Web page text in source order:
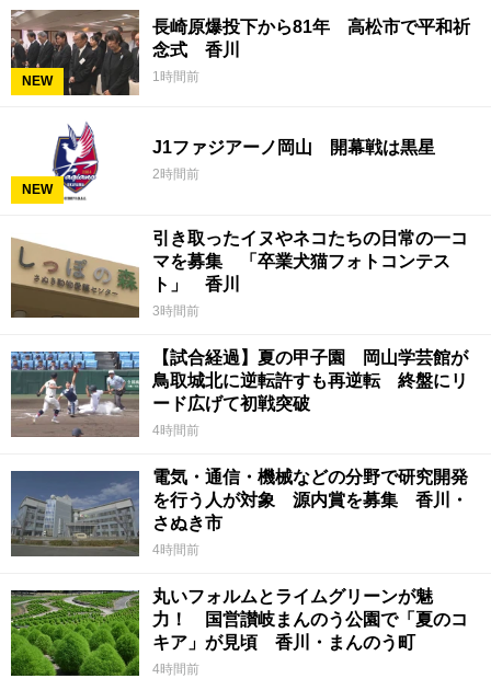
NEW
長崎原爆投下から81年 高松市で平和祈
念式 香川
1時間前
NEW
J1ファジアーノ岡山 開幕戦は黒星
2時間前
引き取ったイヌやネコたちの日常の一コ
マを募集 「卒業犬猫フォトコンテス
ト」 香川
3時間前
【試合経過】夏の甲子園 岡山学芸館が
鳥取城北に逆転許すも再逆転 終盤にリ
ード広げて初戦突破
4時間前
電気・通信・機械などの分野で研究開発
を行う人が対象 源内賞を募集 香川・
さぬき市
4時間前
丸いフォルムとライムグリーンが魅
力！ 国営讃岐まんのう公園で「夏のコ
キア」が見頃 香川・まんのう町
4時間前